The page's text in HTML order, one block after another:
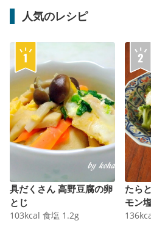
人気のレシピ
具だくさん 高野豆腐の卵
とじ
103kcal 食塩 1.2g
たら
モン
136